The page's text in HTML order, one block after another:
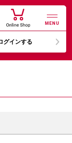
MENU
グインする